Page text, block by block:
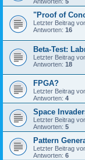
"Proof of
Letzter Beitrag
Antworten: 16
Beta-Test:
Letzter Beitrag
Antworten: 18
FPGA?
Letzter Beitrag
Antworten: 4
Space
Letzter Beitrag
Antworten: 5
Pattern
Letzter Beitrag
Antworten: 6